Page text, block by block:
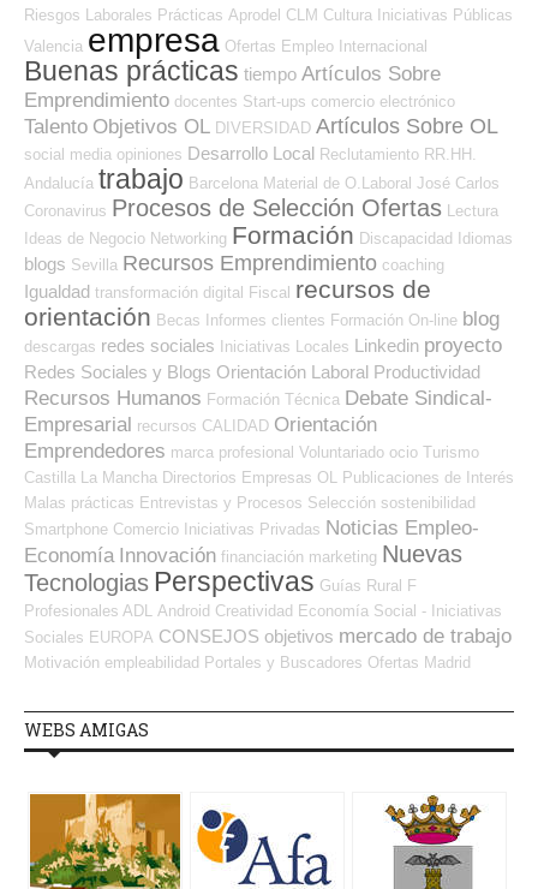
Riesgos Laborales Prácticas Aprodel CLM Cultura
Iniciativas Públicas
Valencia empresa Ofertas Empleo Internacional
Buenas prácticas tiempo Artículos Sobre
Emprendimiento docentes Start-ups comercio electrónico
Talento Objetivos OL DIVERSIDAD Artículos Sobre OL
social media opiniones Desarrollo Local Reclutamiento RR.HH.
Andalucía trabajo Barcelona Material de O.Laboral José Carlos
Coronavirus Procesos de Selección Ofertas
Lectura
Ideas de Negocio Networking Formación Discapacidad Idiomas
blogs Sevilla Recursos Emprendimiento coaching
Igualdad transformación digital Fiscal recursos de
orientación Becas Informes clientes Formación On-line blog
descargas redes sociales Iniciativas Locales Linkedin proyecto
Redes Sociales y Blogs Orientación Laboral Productividad
Recursos Humanos Formación Técnica Debate Sindical-
Empresarial recursos CALIDAD Orientación
Emprendedores marca profesional Voluntariado ocio Turismo
Castilla La Mancha Directorios Empresas OL
Publicaciones de Interés
Malas prácticas Entrevistas y Procesos Selección sostenibilidad
Smartphone Comercio Iniciativas Privadas Noticias Empleo-
Economía Innovación financiación marketing Nuevas
Tecnologias Perspectivas Guías Rural
F
Profesionales ADL
Android Creatividad Economía Social - Iniciativas
Sociales EUROPA CONSEJOS objetivos mercado de trabajo
Motivación empleabilidad Portales y Buscadores Ofertas Madrid
WEBS AMIGAS